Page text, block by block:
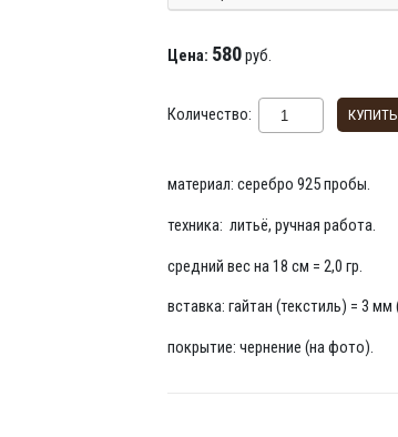
Цена: 580руб.
Количество: КУПИТЬ
материал: серебро 925 пробы.
техника: литьё, ручная работа.
средний вес на 18 см = 2,0 гр.
вставка: гайтан (текстиль) = 3 мм
покрытие: чернение (на фото).